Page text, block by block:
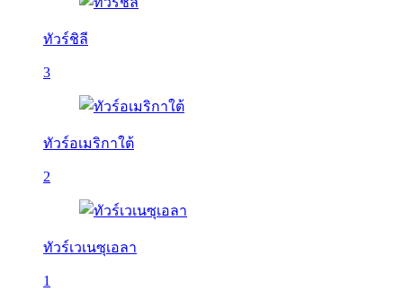
ทัวร์ชิลี
3
ทัวร์อเมริกาใต้
2
ทัวร์เวเนซุเอลา
1